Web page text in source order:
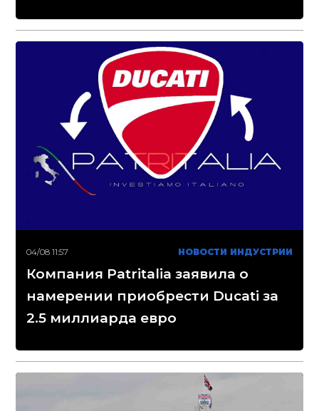
04/08 11:57 НОВОСТИ ИНДУСТРИИ
Компания Patritalia заявила о
намерении приобрести Ducati за
2.5 миллиарда евро